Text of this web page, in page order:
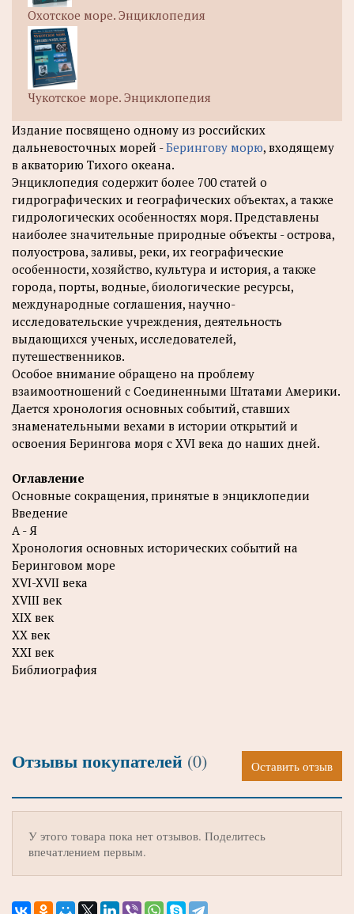
Охотское море. Энциклопедия
Чукотское море. Энциклопедия
Издание посвящено одному из российских
дальневосточных морей -Берингову морю, входящему
в акваторию Тихого океана.
Энциклопедия содержит более 700 статей о
гидрографических и географических объектах, а также
гидрологических особенностях моря. Представлены
наиболее значительные природные объекты - острова,
полуострова, заливы, реки, их географические
особенности, хозяйство, культура и история, а также
города, порты, водные, биологические ресурсы,
международные соглашения, научно-
исследовательские учреждения, деятельность
выдающихся ученых, исследователей,
путешественников.
Особое внимание обращено на проблему
взаимоотношений с Соединенными Штатами Америки.
Дается хронология основных событий, ставших
знаменательными вехами в истории открытий и
освоения Берингова моря с XVI века до наших дней.
Оглавление
Основные сокращения, принятые в энциклопедии
Введение
А - Я
Хронология основных исторических событий на
Беринговом море
XVI-XVII века
XVIII век
XIX век
XX век
XXI век
Библиография
Отзывы покупателей (0) Оставить отзыв
У этого товара пока нет отзывов. Поделитесь
впечатлением первым.